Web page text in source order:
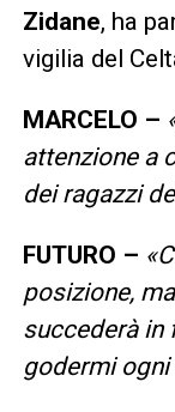
Zidane, ha
vigilia del
MARCELO –
attenzione a
dei ragazzi
FUTURO –
posizione,
succederà in
godermi